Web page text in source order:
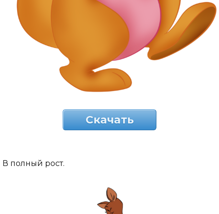
Скачать
В полный рост.